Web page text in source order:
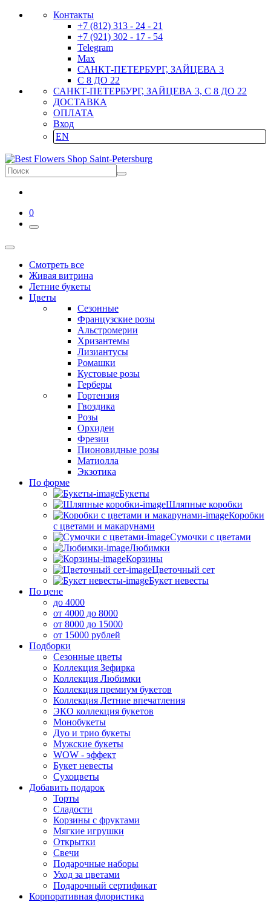
Контакты
+7 (812) 313 - 24 - 21
+7 (921) 302 - 17 - 54
Telegram
Max
САНКТ-ПЕТЕРБУРГ, ЗАЙЦЕВА 3
С 8 ДО 22
САНКТ-ПЕТЕРБУРГ, ЗАЙЦЕВА 3, С 8 ДО 22
ДОСТАВКА
ОПЛАТА
Вход
EN
0
Смотреть все
Живая витрина
Летние букеты
Цветы
Сезонные
Французские розы
Альстромерии
Хризантемы
Лизиантусы
Ромашки
Кустовые розы
Герберы
Гортензия
Гвоздика
Розы
Орхидеи
Фрезии
Пионовидные розы
Матиолла
Экзотика
По форме
Букеты
Шляпные коробки
Коробки
с цветами и макарунами
Сумочки с цветами
Любимки
Корзины
Цветочный сет
Букет невесты
По цене
до 4000
от 4000 до 8000
от 8000 до 15000
от 15000 рублей
Подборки
Сезонные цветы
Коллекция Зефирка
Коллекция Любимки
Коллекция премиум букетов
Коллекция Летние впечатления
ЭКО коллекция букетов
Монобукеты
Дуо и трио букеты
Мужские букеты
WOW - эффект
Букет невесты
Сухоцветы
Добавить подарок
Торты
Сладости
Корзины с фруктами
Мягкие игрушки
Открытки
Свечи
Подарочные наборы
Уход за цветами
Подарочный сертификат
Корпоративная флористика